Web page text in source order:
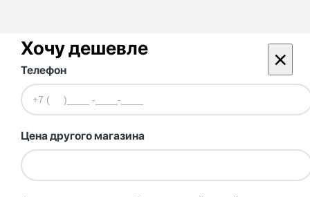
Хочу дешевле ×
Телефон
Цена другого магазина